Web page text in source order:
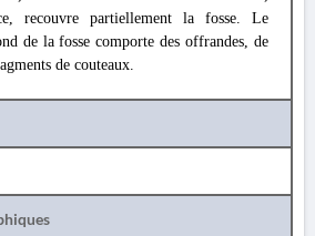
recouvre partiellement la fosse. Le
de la fosse comporte des offrandes, de
de couteaux.